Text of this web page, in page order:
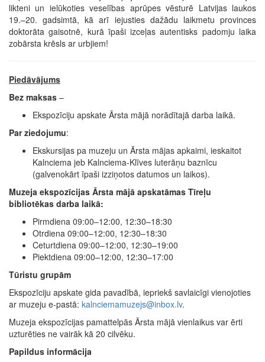
likteni un ielūkoties veselības aprūpes vēsturē Latvijas laukos
19.–20. gadsimtā, kā arī iejusties dažādu laikmetu provinces
doktorāta gaisotnē, kurā īpaši izceļas autentisks padomju laika
zobārsta krēsls ar urbjiem!
Piedāvājums
Bez maksas –
Ekspozīciju apskate Ārsta mājā norādītajā darba laikā.
Par ziedojumu:
Ekskursijas pa muzeju un Ārsta mājas apkaimi, ieskaitot
Kalnciema jeb Kalnciema-Klīves luterāņu baznīcu
(galvenokārt īpaši izziņotos datumos un laikos).
Muzeja ekspozīcijas Ārsta mājā apskatāmas Tīreļu
bibliotēkas darba laikā:
Pirmdiena 09:00–12:00, 12:30–18:30
Otrdiena 09:00–12:00, 12:30–18:30
Ceturtdiena 09:00–12:00, 12:30–19:00
Piektdiena 09:00–12:00, 12:30–17:00
Tūristu grupām
Ekspozīciju apskate gida pavadībā, iepriekš savlaicīgi vienojoties
ar muzeju e-pastā: kalnciemamuzejs@inbox.lv.
Muzeja ekspozīcijas pamattelpās Ārsta mājā vienlaikus var ērti
uzturēties ne vairāk kā 20 cilvēku.
Papildus informācija